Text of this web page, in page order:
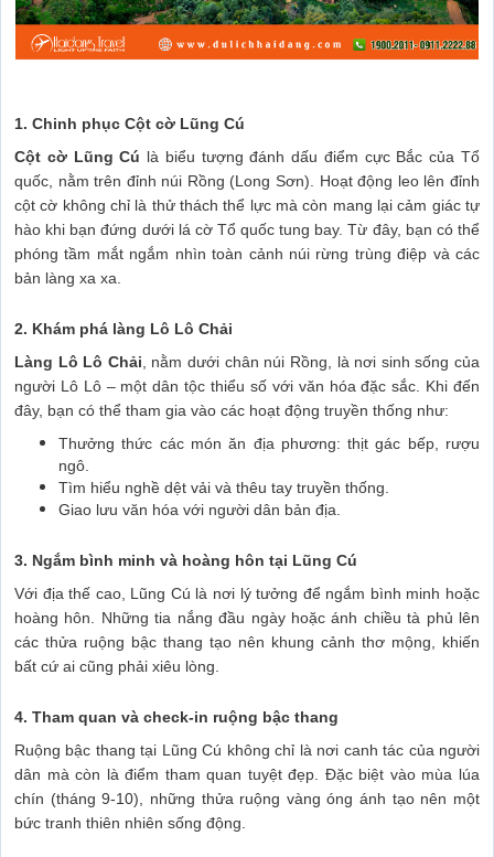
1. Chinh phục Cột cờ Lũng Cú
Cột cờ Lũng Cú là biểu tượng đánh dấu điểm cực Bắc của Tổ
quốc, nằm trên đỉnh núi Rồng (Long Sơn). Hoạt động leo lên đỉnh
cột cờ không chỉ là thử thách thể lực mà còn mang lại cảm giác tự
hào khi bạn đứng dưới lá cờ Tổ quốc tung bay. Từ đây, bạn có thể
phóng tầm mắt ngắm nhìn toàn cảnh núi rừng trùng điệp và các
bản làng xa xa.
2. Khám phá làng Lô Lô Chải
Làng Lô Lô Chải , nằm dưới chân núi Rồng, là nơi sinh sống của
người Lô Lô – một dân tộc thiểu số với văn hóa đặc sắc. Khi đến
đây, bạn có thể tham gia vào các hoạt động truyền thống như:
Thưởng thức các món ăn địa phương: thịt gác bếp, rượu
ngô.
Tìm hiểu nghề dệt vải và thêu tay truyền thống.
Giao lưu văn hóa với người dân bản địa.
3. Ngắm bình minh và hoàng hôn tại Lũng Cú
Với địa thế cao, Lũng Cú là nơi lý tưởng để ngắm bình minh hoặc
hoàng hôn. Những tia nắng đầu ngày hoặc ánh chiều tà phủ lên
các thửa ruộng bậc thang tạo nên khung cảnh thơ mộng, khiến
bất cứ ai cũng phải xiêu lòng.
4. Tham quan và check-in ruộng bậc thang
Ruộng bậc thang tại Lũng Cú không chỉ là nơi canh tác của người
dân mà còn là điểm tham quan tuyệt đẹp. Đặc biệt vào mùa lúa
chín (tháng 9-10), những thửa ruộng vàng óng ánh tạo nên một
bức tranh thiên nhiên sống động.